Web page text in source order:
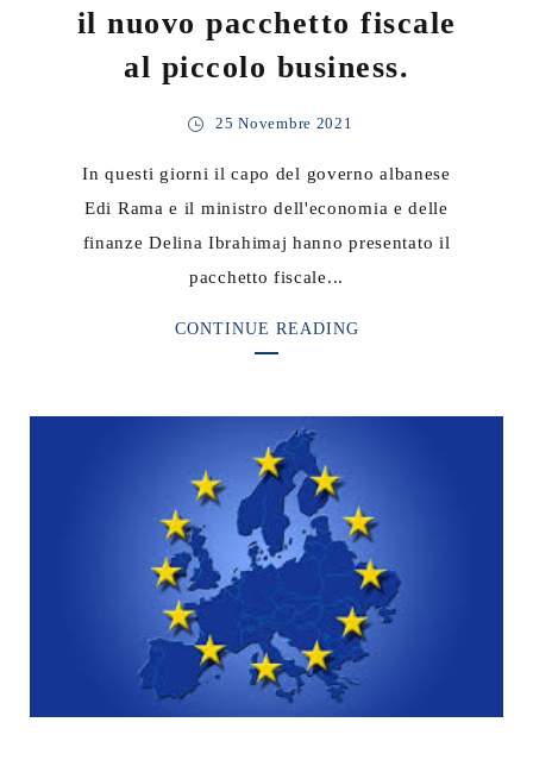
il nuovo pacchetto fiscale
al piccolo business.
25 Novembre 2021
In questi giorni il capo del governo albanese
Edi Rama e il ministro dell'economia e delle
finanze Delina Ibrahimaj hanno presentato il
pacchetto fiscale...
CONTINUE READING